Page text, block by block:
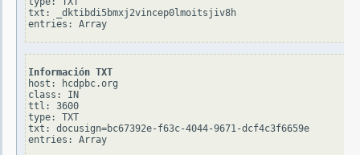
txt: _dktibdi5bmxj2vincep0lmoitsjiv8h
Información TXT
host: hcdpbc.org
class: IN
ttl: 3600
type: TXT
txt: docusign=bc67392e-f63c-4044-9671-dcf4c3f6659e